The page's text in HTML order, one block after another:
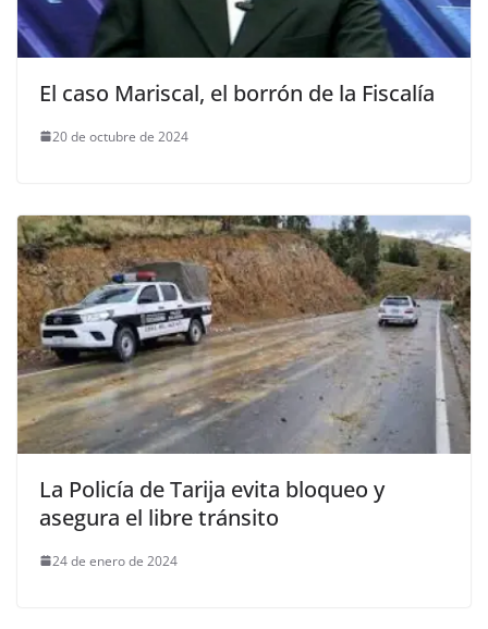
El caso Mariscal, el borrón de la Fiscalía
20 de octubre de 2024
La Policía de Tarija evita bloqueo y
asegura el libre tránsito
24 de enero de 2024